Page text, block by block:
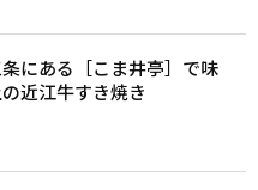
にある［こま井亭］で味
近江牛すき焼き